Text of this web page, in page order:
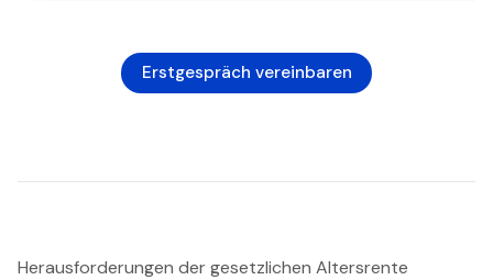
Erstgespräch vereinbaren
Herausforderungen der gesetzlichen Altersrente